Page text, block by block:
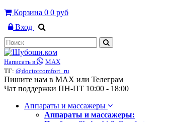
Корзина 0 0 руб
Вход
Написать в
MAX
ТГ: @doctorcomfort_ru
Пишите нам в MAX или Телеграм
Чат поддержки ПН-ПТ 10:00 - 18:00
Аппараты и массажеры
Аппараты и массажеры: